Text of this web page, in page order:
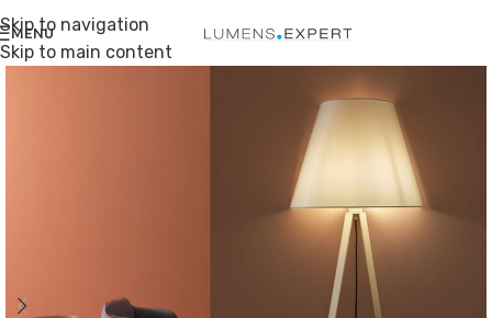
Skip to navigation
Skip to main content
MENU